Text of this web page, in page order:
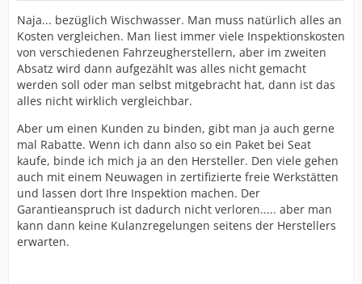
Naja... bezüglich Wischwasser. Man muss natürlich alles an
Kosten vergleichen. Man liest immer viele Inspektionskosten
von verschiedenen Fahrzeugherstellern, aber im zweiten
Absatz wird dann aufgezählt was alles nicht gemacht
werden soll oder man selbst mitgebracht hat, dann ist das
alles nicht wirklich vergleichbar.
Aber um einen Kunden zu binden, gibt man ja auch gerne
mal Rabatte. Wenn ich dann also so ein Paket bei Seat
kaufe, binde ich mich ja an den Hersteller. Den viele gehen
auch mit einem Neuwagen in zertifizierte freie Werkstätten
und lassen dort Ihre Inspektion machen. Der
Garantieanspruch ist dadurch nicht verloren..... aber man
kann dann keine Kulanzregelungen seitens der Herstellers
erwarten.